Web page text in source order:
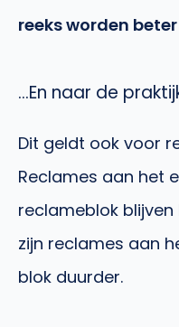
reeks worden
…En naar de
Dit geldt ook voor
Reclames aan het
reclameblok
zijn reclames aan
blok duurder.